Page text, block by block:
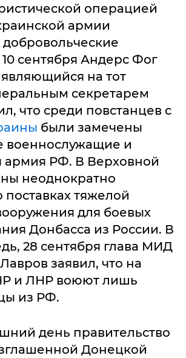
операцией
армии
сентября Андерс Фог
на тот
секретарем
что среди повстанцев с
были замечены
военнослужащие и
армия РФ. В Верховной
неоднократно
тяжелой
для боевых
Донбасса из России. В
28 сентября глава МИД
заявил, что на
и ЛНР воюют лишь
из РФ.
день правительство
Донецкой